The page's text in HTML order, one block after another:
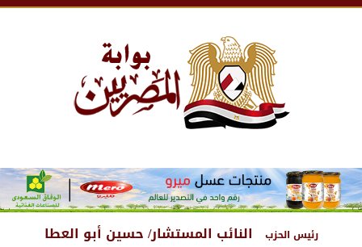
رئيس الحزب النائب المستشار/ حسين أبو العطا